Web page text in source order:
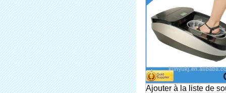
Ajouter à la liste de